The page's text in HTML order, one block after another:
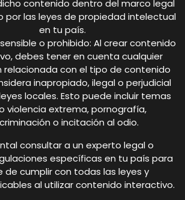
contenido dentro del marco legal
por las leyes de propiedad intelectual
en tu país.
o prohibido: Al crear contenido
debes tener en cuenta cualquier
relacionada con el tipo de contenido
inapropiado, ilegal o perjudicial
locales. Esto puede incluir temas
violencia extrema, pornografía,
o incitación al odio.
consultar a un experto legal o
específicas en tu país para
de cumplir con todas las leyes y
al utilizar contenido interactivo.